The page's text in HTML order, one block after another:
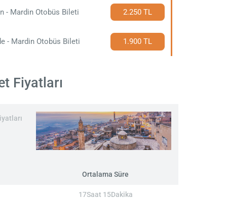
- Mardin Otobüs Bileti 2.250 TL
- Mardin Otobüs Bileti 1.900 TL
Fiyatları
Ortalama Süre
17Saat 15Dakika